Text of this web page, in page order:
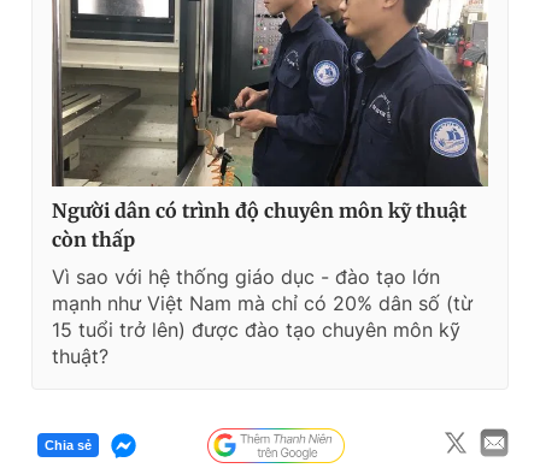
Người dân có trình độ chuyên môn kỹ thuật
còn thấp
Vì sao với hệ thống giáo dục - đào tạo lớn
mạnh như Việt Nam mà chỉ có 20% dân số (từ
15 tuổi trở lên) được đào tạo chuyên môn kỹ
thuật?
Chia sẻ